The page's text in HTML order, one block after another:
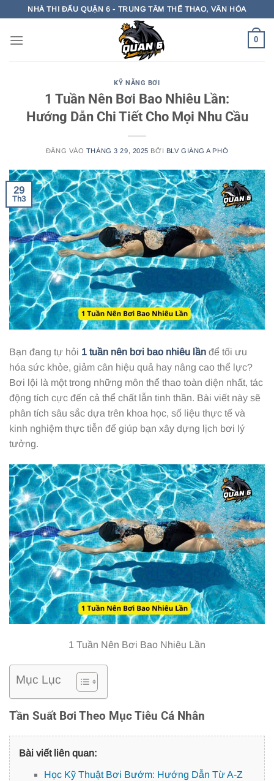
nội
NHÀ THI ĐẤU QUẬN 6 - TRUNG TÂM THỂ THAO, VĂN HÓA
0
KỸ NĂNG BƠI
1 Tuần Nên Bơi Bao Nhiêu Lần:
Hướng Dẫn Chi Tiết Cho Mọi Nhu Cầu
ĐĂNG VÀO THÁNG 3 29, 2025 BỞI BLV GIÀNG A PHÒ
29
Th3
Bạn đang tự hỏi 1 tuần nên bơi bao nhiêu lần để tối ưu
hóa sức khỏe, giảm cân hiệu quả hay nâng cao thể lực?
Bơi lội là một trong những môn thể thao toàn diện nhất, tác
động tích cực đến cả thể chất lẫn tinh thần. Bài viết này sẽ
phân tích sâu sắc dựa trên khoa học, số liệu thực tế và
kinh nghiệm thực tiễn để giúp bạn xây dựng lịch bơi lý
tưởng.
1 Tuần Nên Bơi Bao Nhiêu Lần
Mục Lục
Tần Suất Bơi Theo Mục Tiêu Cá Nhân
Bài viết liên quan:
Học Kỹ Thuật Bơi Bướm: Hướng Dẫn Từ A-Z